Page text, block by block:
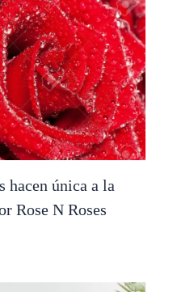
hacen única a la
Rose N Roses